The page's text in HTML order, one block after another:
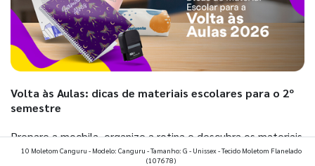
Volta às Aulas: dicas de materiais escolares para o 2º
semestre
Prepare a mochila, organize a rotina e descubra os materiais
que fazem toda diferença para começar o segundo
10 Moletom Canguru - Modelo: Canguru - Tamanho: G - Unissex - Tecido Moletom Flanelado
(107678)